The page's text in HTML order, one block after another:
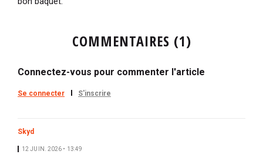
COMMENTAIRES (1)
Connectez-vous pour commenter l'article
Se connecter S'inscrire
Skyd
12 JUIN. 2026 • 13:49